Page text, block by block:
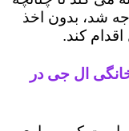
شد، بدون اخذ
کند.
ال جی در